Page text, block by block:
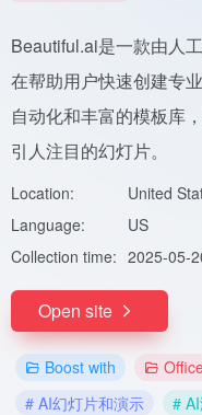
Beautiful.ai是一款由人
在帮助用户快速创建专
自动化和丰富的模板库
引人注目的幻灯片。
Location:
United
Language:
US
Collection time: 2025-05-
Open site
Boost with
# AI幻灯片和演示
#